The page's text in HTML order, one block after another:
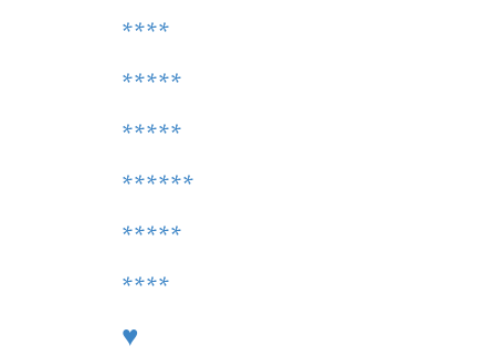
****
*****
*****
******
*****
****
♥